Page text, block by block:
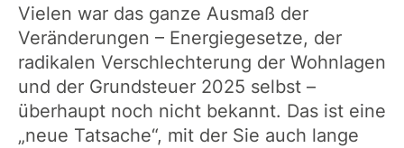
Vielen war das ganze Ausmaß der
Veränderungen – Energiegesetze, der
radikalen Verschlechterung der Wohnlagen
und der Grundsteuer 2025 selbst –
überhaupt noch nicht bekannt. Das ist eine
„neue Tatsache“, mit der Sie auch lange